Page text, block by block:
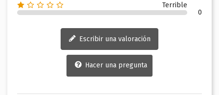
Terrible
0
Escribir una valoración
Hacer una pregunta